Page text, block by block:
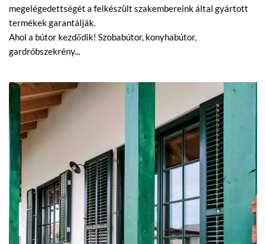
megelégedettségét a felkészült szakembereink által gyártott
termékek garantálják.
Ahol a bútor kezdődik! Szobabútor, konyhabútor,
gardróbszekrény...